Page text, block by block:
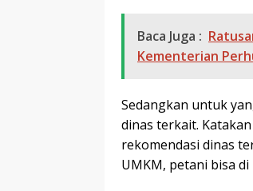
Baca Juga :
Kementerian
Sedangkan untuk
dinas terkait.
rekomendasi dinas
UMKM, petani bisa